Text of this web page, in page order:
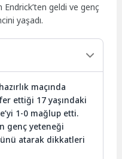
geldi ve genç
yaşadı.
maçında
ettiği 17 yaşındaki
1-0 mağlup etti.
genç yeteneği
atarak dikkatleri